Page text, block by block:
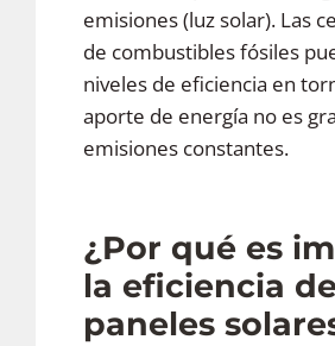
emisiones (luz solar). Las
de combustibles fósiles
niveles de eficiencia en
aporte de energía no es
emisiones constantes.
¿Por qué es
la eficiencia
paneles